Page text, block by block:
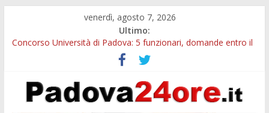
venerdì, agosto 7, 2026
Ultimo:
Concorso Università di Padova: 5 funzionari, domande entro il
Notizie di Padova alle ore 10: arresto, fermata Busitalia e
tregua dal caldo
Slow Looking agli Eremitani: un’ora per osservare davvero